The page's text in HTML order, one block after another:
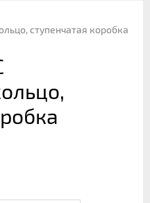
ступенчатая коробка